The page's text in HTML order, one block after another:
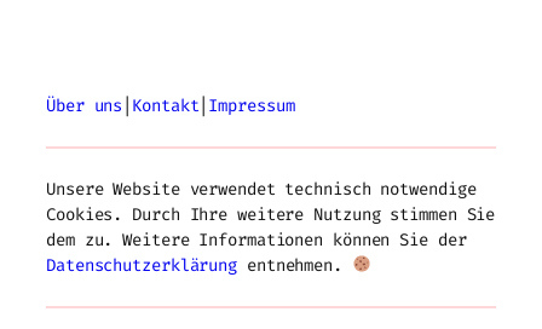
Über uns Kontakt Impressum
Unsere Website verwendet technisch notwendige
Cookies. Durch Ihre weitere Nutzung stimmen Sie
dem zu. Weitere Informationen können Sie der
Datenschutzerklärung entnehmen.